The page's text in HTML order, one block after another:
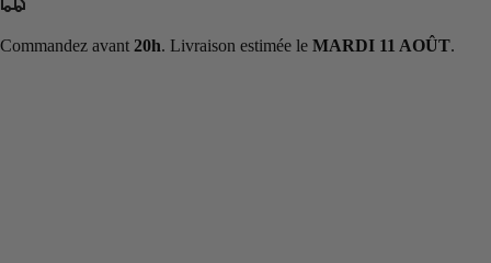
Commandez avant 20h. Livraison estimée le MARDI 11 AOÛT.